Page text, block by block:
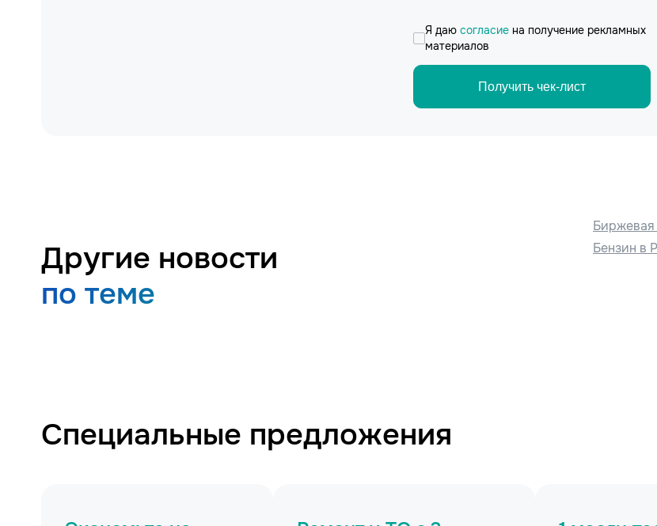
Я даю согласие на получение рекламных
материалов
Получить чек-лист
Другие новости
по теме
Биржевая
Бензин в
Специальные предложения